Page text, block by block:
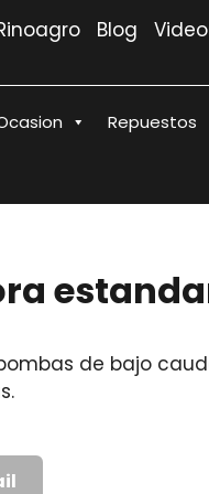
Blog
Repuestos
de bajo